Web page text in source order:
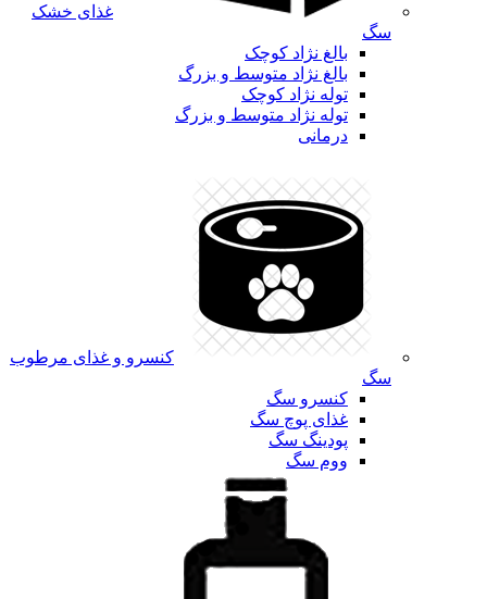
غذای خشک
سگ
بالغ نژاد کوچک
بالغ نژاد متوسط و بزرگ
توله نژاد کوچک
توله نژاد متوسط و بزرگ
درمانی
کنسرو و غذای مرطوب
سگ
کنسرو سگ
غذای پوچ سگ
پودینگ سگ
ووم سگ